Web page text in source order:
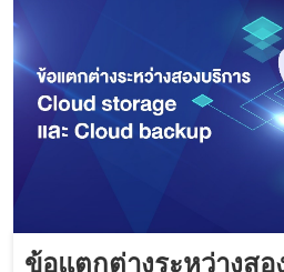
ข้อแตกต่างระหว่างสอ